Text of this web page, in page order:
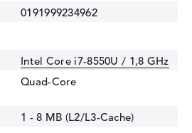
0191999234962
Intel Core i7-8550U / 1,8 GHz
Quad-Core
1 - 8 MB (L2/L3-Cache)